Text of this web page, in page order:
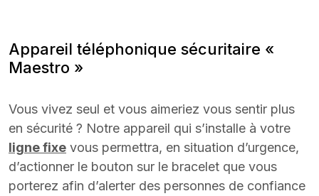
Appareil téléphonique sécuritaire «
Maestro »
Vous vivez seul et vous aimeriez vous sentir plus
en sécurité ? Notre appareil qui s’installe à votre
ligne fixe vous permettra, en situation d’urgence,
d’actionner le bouton sur le bracelet que vous
porterez afin d’alerter des personnes de confiance